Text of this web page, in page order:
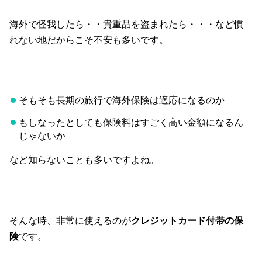
海外で怪我したら・・貴重品を盗まれたら・・・など慣
れない地だからこそ不安も多いです。
そもそも長期の旅行で海外保険は適応になるのか
もしなったとしても保険料はすごく高い金額になるん
じゃないか
など知らないことも多いですよね。
そんな時、非常に使えるのがクレジットカード付帯の保
険です。